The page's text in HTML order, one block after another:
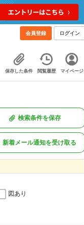
会員登録 ログイン
保存した条件 閲覧履歴 マイページ
検索条件を保存
新着メール通知を受け取る
図あり